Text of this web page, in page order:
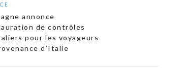
annonce
de contrôles
pour les voyageurs
d’Italie